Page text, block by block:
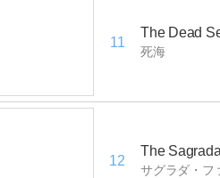
11
The Dead
死海
12
The
サグラダ・フ